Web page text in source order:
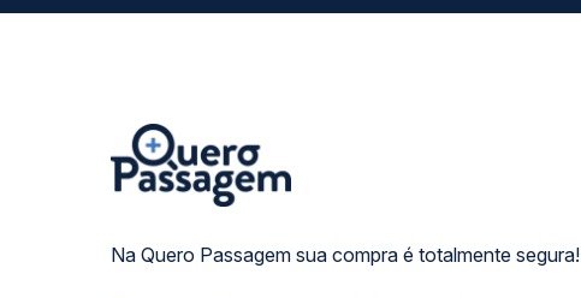
Na Quero Passagem sua compra é totalmente segura!